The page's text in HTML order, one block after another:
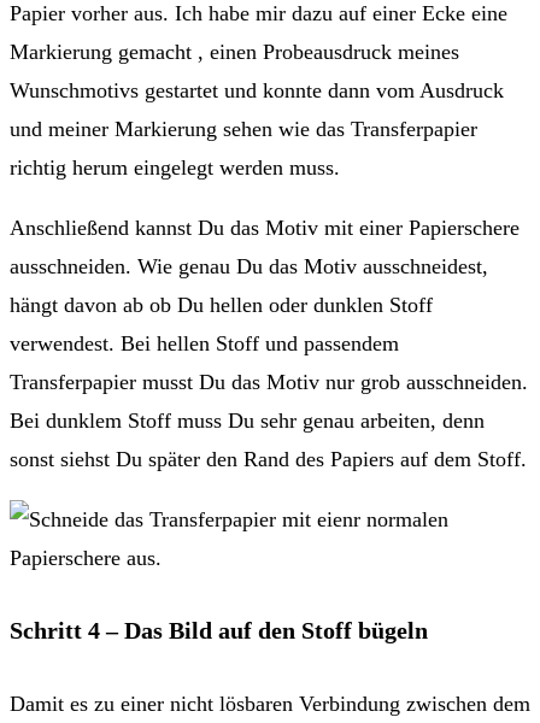
Papier vorher aus. Ich habe mir dazu auf einer Ecke eine
Markierung gemacht , einen Probeausdruck meines
Wunschmotivs gestartet und konnte dann vom Ausdruck
und meiner Markierung sehen wie das Transferpapier
richtig herum eingelegt werden muss.
Anschließend kannst Du das Motiv mit einer Papierschere
ausschneiden. Wie genau Du das Motiv ausschneidest,
hängt davon ab ob Du hellen oder dunklen Stoff
verwendest. Bei hellen Stoff und passendem
Transferpapier musst Du das Motiv nur grob ausschneiden.
Bei dunklem Stoff muss Du sehr genau arbeiten, denn
sonst siehst Du später den Rand des Papiers auf dem Stoff.
Schritt 4 – Das Bild auf den Stoff bügeln
Damit es zu einer nicht lösbaren Verbindung zwischen dem